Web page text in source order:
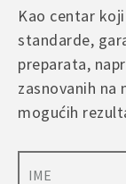
Kao centar
standarde,
preparata,
zasnovanih na
mogućih